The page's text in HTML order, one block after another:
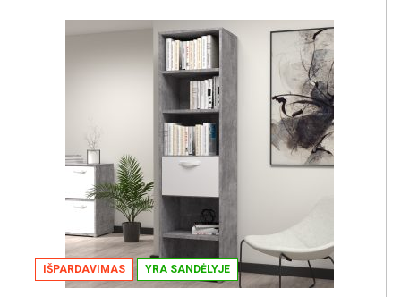
IŠPARDAVIMAS YRA SANDĖLYJE